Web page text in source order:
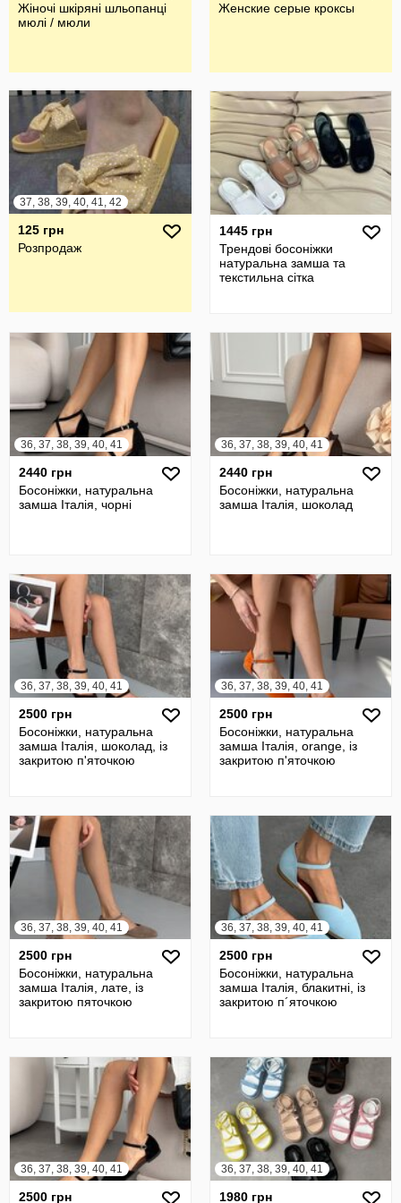
Жіночі шкіряні шльопанці
мюлі / мюли
Женские серые кроксы
37, 38, 39, 40, 41, 42
125 грн
Розпродаж
1445 грн
Трендові босоніжки
натуральна замша та
текстильна сітка
36, 37, 38, 39, 40, 41
2440 грн
Босоніжки, натуральна
замша Італія, чорні
36, 37, 38, 39, 40, 41
2440 грн
Босоніжки, натуральна
замша Італія, шоколад
36, 37, 38, 39, 40, 41
2500 грн
Босоніжки, натуральна
замша Італія, шоколад, із
закритою п'яточкою
36, 37, 38, 39, 40, 41
2500 грн
Босоніжки, натуральна
замша Італія, orange, із
закритою п'яточкою
36, 37, 38, 39, 40, 41
2500 грн
Босоніжки, натуральна
замша Італія, лате, із
закритою пяточкою
36, 37, 38, 39, 40, 41
2500 грн
Босоніжки, натуральна
замша Італія, блакитні, із
закритою п´яточкою
36, 37, 38, 39, 40, 41
2500 грн
36, 37, 38, 39, 40, 41
1980 грн